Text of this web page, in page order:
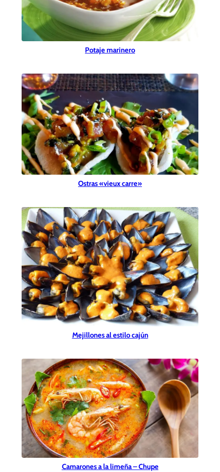
Potaje marinero
Ostras «vieux carre»
Mejillones al estilo cajún
Camarones a la limeña – Chupe